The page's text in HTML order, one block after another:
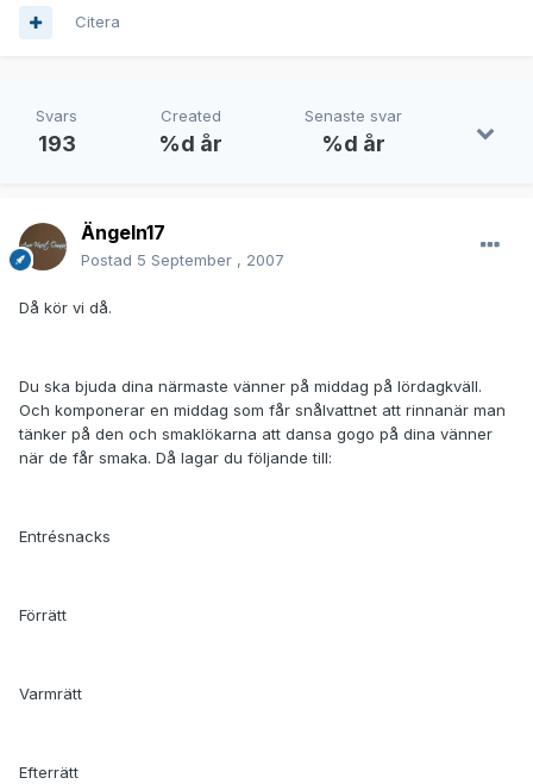
Citera
Svars
193
Created
%d år
Senaste svar
%d år
Ängeln17
Postad 5 September , 2007
Då kör vi då.
Du ska bjuda dina närmaste vänner på middag på lördagkväll.
Och komponerar en middag som får snålvattnet att rinnanär man
tänker på den och smaklökarna att dansa gogo på dina vänner
när de får smaka. Då lagar du följande till:
Entrésnacks
Förrätt
Varmrätt
Efterrätt